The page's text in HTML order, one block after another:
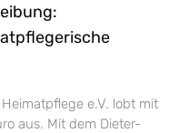
e.V. lobt mit
aus. Mit dem Dieter-